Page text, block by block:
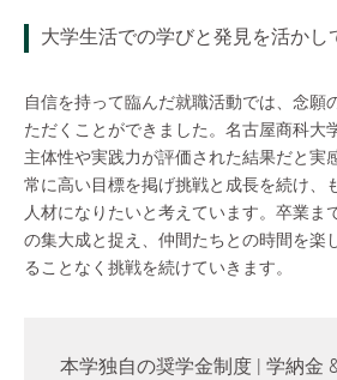
大学生活での学びと発見を活かし
自信を持って臨んだ就職活動では、念願
ただくことができました。名古屋商科大
主体性や実践力が評価された結果だと実
常に高い目標を掲げ挑戦と成長を続け、
人材になりたいと考えています。卒業ま
の集大成と捉え、仲間たちとの時間を楽
ることなく挑戦を続けていきます。
本学独自の奨学金制度 | 学納金